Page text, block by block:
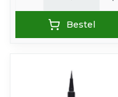
Bestel